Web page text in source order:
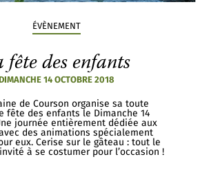
ÉVÈNEMENT
fête des enfants
DIMANCHE 14 OCTOBRE 2018
de Courson organise sa toute
fête des enfants le Dimanche 14
journée entièrement dédiée aux
des animations spécialement
eux. Cerise sur le gâteau : tout le
à se costumer pour l’occasion !